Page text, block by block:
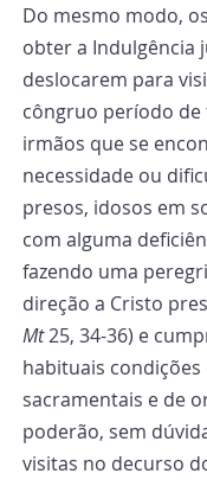
Do mesmo modo,
obter a Indulgência
deslocarem para
côngruo período de
irmãos que se
necessidade ou
presos, idosos em
com alguma
fazendo uma
direção a Cristo
Mt 25, 34-36) e
habituais
sacramentais e de
poderão, sem
visitas no decurso